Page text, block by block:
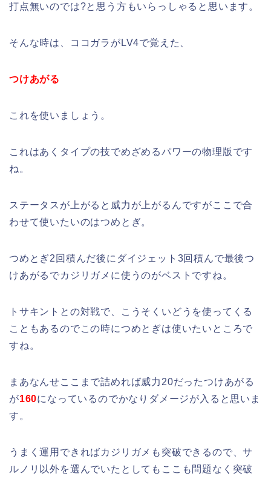
打点無いのでは?と思う方もいらっしゃると思います。
そんな時は、ココガラがLV4で覚えた、
つけあがる
これを使いましょう。
これはあくタイプの技でめざめるパワーの物理版です
ね。
ステータスが上がると威力が上がるんですがここで合
わせて使いたいのはつめとぎ。
つめとぎ2回積んだ後にダイジェット3回積んで最後つ
けあがるでカジリガメに使うのがベストですね。
トサキントとの対戦で、こうそくいどうを使ってくる
こともあるのでこの時につめとぎは使いたいところで
すね。
まあなんせここまで詰めれば威力20だったつけあがる
が160になっているのでかなりダメージが入ると思いま
す。
うまく運用できればカジリガメも突破できるので、サ
ルノリ以外を選んでいたとしてもここも問題なく突破